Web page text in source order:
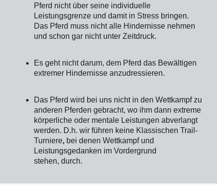
Pferd nicht über seine individuelle
Leistungsgrenze und damit in Stress bringen.
Das Pferd muss nicht alle Hindernisse nehmen
und schon gar nicht unter Zeitdruck.
Es geht nicht darum, dem Pferd das Bewältigen
extremer Hindernisse anzudressieren.
Das Pferd wird bei uns nicht in den Wettkampf zu
anderen Pferden gebracht, wo ihm dann extreme
körperliche oder mentale Leistungen abverlangt
werden. D.h. wir führen keine Klassischen Trail-
Turniere, bei denen Wettkampf und
Leistungsgedanken im Vordergrund
stehen, durch.